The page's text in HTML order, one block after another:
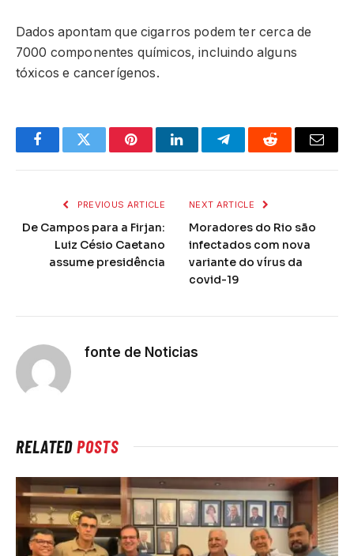
Dados apontam que cigarros podem ter cerca de
7000 componentes químicos, incluindo alguns
tóxicos e cancerígenos.
FacebookTwitter PinterestLinkedInTelegramReddit Email
PREVIOUS ARTICLE
De Campos para a Firjan:
Luiz Césio Caetano
assume presidência
NEXT ARTICLE
Moradores do Rio são
infectados com nova
variante do vírus da
covid-19
fonte de Noticias
RELATEDPOSTS